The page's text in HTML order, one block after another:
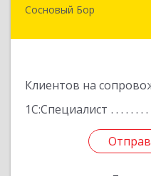
Сосновый Бор
Клиентов на
1С:Специалист
188544,